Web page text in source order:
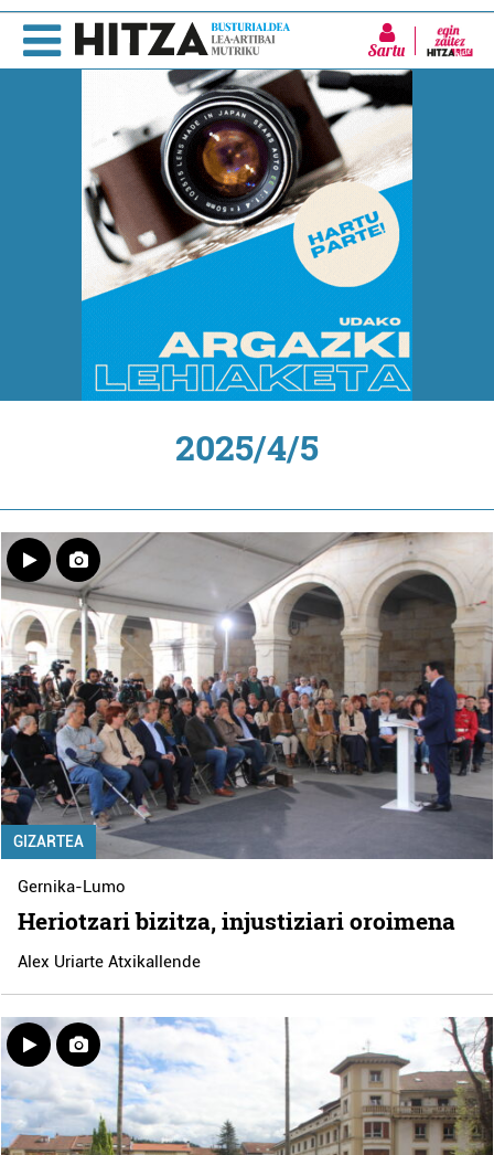
Sartu
2025/4/5
GIZARTEA
Gernika-Lumo
Heriotzari bizitza, injustiziari oroimena
Alex Uriarte Atxikallende